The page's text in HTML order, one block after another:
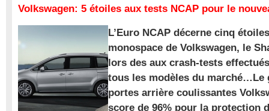
Volkswagen: 5 étoiles aux tests NCAP pour le
L’Euro NCAP décerne cinq
monospace de Volkswagen, le
lors des aux crash-tests
tous les modèles du marché…Le
portes arrière coulissantes
score de 96% pour la protection